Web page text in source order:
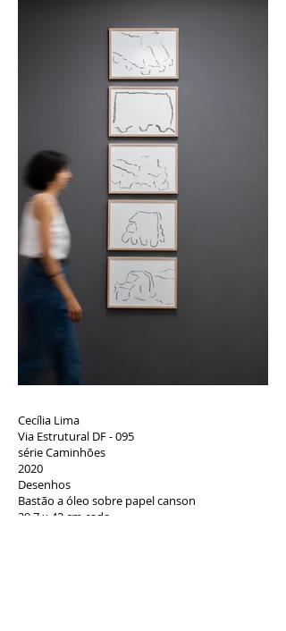
Cecília Lima
Via Estrutural DF - 095
série Caminhões
2020
Desenhos
Bastão a óleo sobre papel canson
29,7 x 42 cm cada